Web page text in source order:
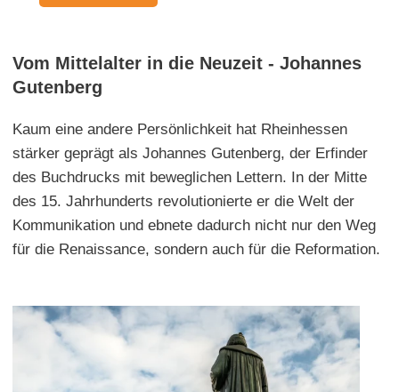
Vom Mittelalter in die Neuzeit - Johannes
Gutenberg
Kaum eine andere Persönlichkeit hat Rheinhessen
stärker geprägt als Johannes Gutenberg, der Erfinder
des Buchdrucks mit beweglichen Lettern. In der Mitte
des 15. Jahrhunderts revolutionierte er die Welt der
Kommunikation und ebnete dadurch nicht nur den Weg
für die Renaissance, sondern auch für die Reformation.